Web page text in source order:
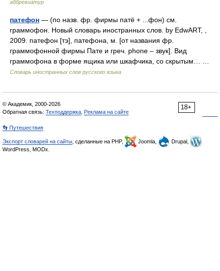
аббревиатур
патефон — (по назв. фр. фирмы патё + ...фон) см.
граммофон. Новый словарь иностранных слов. by EdwART, ,
2009. патефон [тэ], патефона, м. [от названия фр.
граммофонной фирмы Пате и греч. phone – звук]. Вид
граммофона в форме ящика или шкафчика, со скрытым… …
Словарь иностранных слов русского языка
18+
© Академик, 2000-2026
Обратная связь: Техподдержка Реклама на сайте
👣 Путешествия
Экспорт словарей на сайты , сделанные на PHP, Joomla,
Drupal,
WordPress, MODx.